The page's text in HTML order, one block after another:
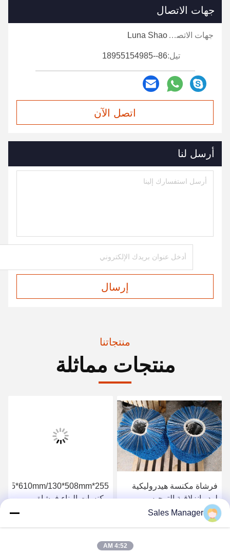
جهات الاتصال
جهات الاتصال: Luna Shao
تيل:86--18955154985
اتصل الآن
أرسل لنا
إرسال
منتجاتنا
منتجات مماثلة
فرشاة مكنسة هيدروليكية
لودر انزلاقية التوجيه
مكنسات البناء فرشاة
Sales Manager
4:52 AM